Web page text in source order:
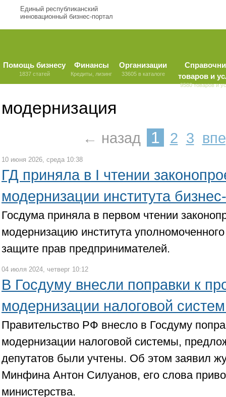
Единый республиканский
инновационный бизнес-портал
Помощь бизнесу
1837 статей
Финансы
Кредиты, лизинг
Организации
33605 в каталоге
товаров и
9580 товаров и
модернизация
← назад 1 2 3
10 июня 2026, среда 10:38
ГД приняла в I чтении
модернизации института
Госдума приняла в первом чтении
модернизацию института
защите прав предпринимателей.
04 июля 2024, четверг 10:12
В Госдуму внесли поправки к
модернизации налоговой
Правительство РФ внесло в Госдуму
модернизации налоговой системы,
депутатов были учтены. Об этом заявил
Минфина Антон Силуанов, его слова
министерства.